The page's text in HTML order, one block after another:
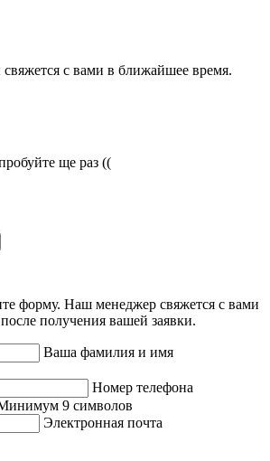
с вами в ближайшее время.
ще раз ((
форму. Наш менеджер свяжется с вами
получения вашей заявки.
Ваша фамилия и имя
Номер телефона
9 символов
Электронная почта